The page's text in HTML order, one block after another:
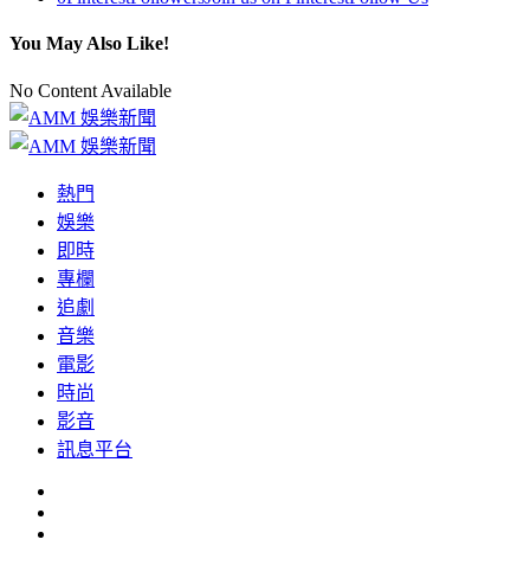
You May Also Like!
No Content Available
熱門
娛樂
即時
專欄
追劇
音樂
電影
時尚
影音
訊息平台